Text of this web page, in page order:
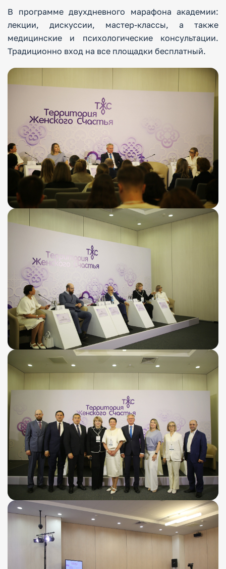
В программе двухдневного марафона академии:
лекции, дискуссии, мастер-классы, а также
медицинские и психологические консультации.
Традиционно вход на все площадки бесплатный.